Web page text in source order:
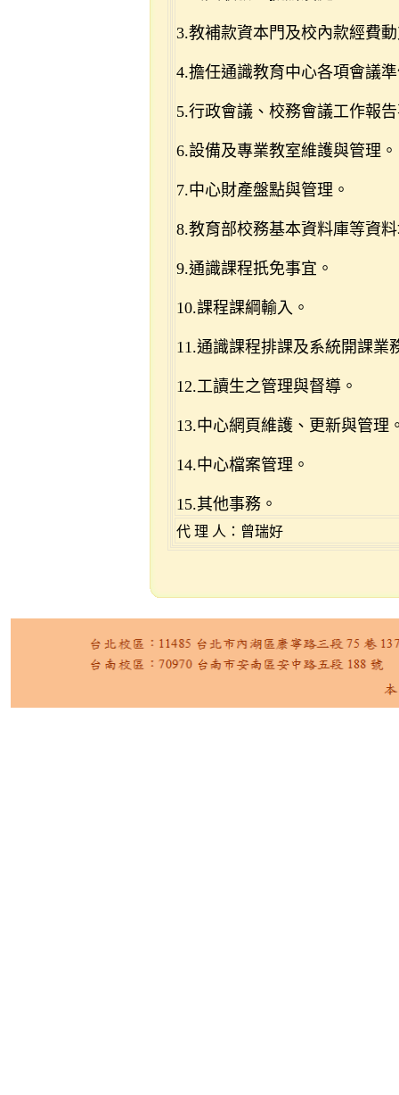
3.教補款資本門及校內款經費
4.擔任通識教育中心各項會議
5.行政會議、校務會議工作報
6.設備及專業教室維護與管理。
7.中心財產盤點與管理。
8.教育部校務基本資料庫等資
9.通識課程扺免事宜。
10.課程課綱輸入。
11.通識課程排課及系統開課業
12.工讀生之管理與督導。
13.中心網頁維護、更新與管理
14.中心檔案管理。
15.其他事務。
代 理 人：曾瑞好